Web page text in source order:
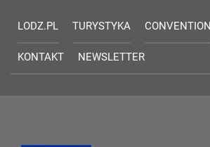
LODZ.PL TURYSTYKA CONVENTION
KONTAKT NEWSLETTER